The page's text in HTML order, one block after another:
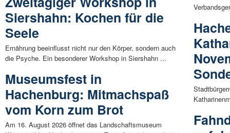
Siershahn: Kochen für die
Seele
Ernährung beeinflusst nicht nur den Körper, sondern auch
die Psyche. Ein besonderer Workshop in Siershahn ...
Museumsfest in
Hachenburg: Mitmachspaß
vom Korn zum Brot
Am 16. August 2026 öffnet das Landschaftsmuseum